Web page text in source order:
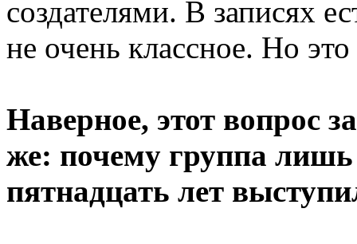
создателями. В записях
не очень классное. Но
Наверное, этот вопрос
же: почему группа лишь
пятнадцать лет